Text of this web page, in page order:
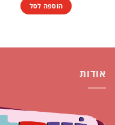
הוספה לסל
אודות